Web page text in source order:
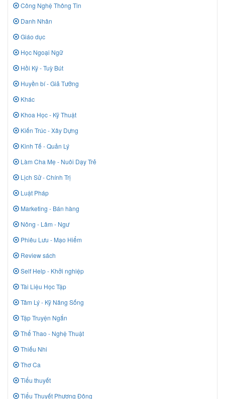
Công Nghệ Thông Tin
Danh Nhân
Giáo dục
Học Ngoại Ngữ
Hồi Ký - Tuỳ Bút
Huyền bí - Giả Tưởng
Khác
Khoa Học - Kỹ Thuật
Kiến Trúc - Xây Dựng
Kinh Tế - Quản Lý
Làm Cha Mẹ - Nuôi Dạy Trẻ
Lịch Sử - Chính Trị
Luật Pháp
Marketing - Bán hàng
Nông - Lâm - Ngư
Phiêu Lưu - Mạo Hiểm
Review sách
Self Help - Khởi nghiệp
Tài Liệu Học Tập
Tâm Lý - Kỹ Năng Sống
Tập Truyện Ngắn
Thể Thao - Nghệ Thuật
Thiếu Nhi
Thơ Ca
Tiểu thuyết
Tiểu Thuyết Phương Đông